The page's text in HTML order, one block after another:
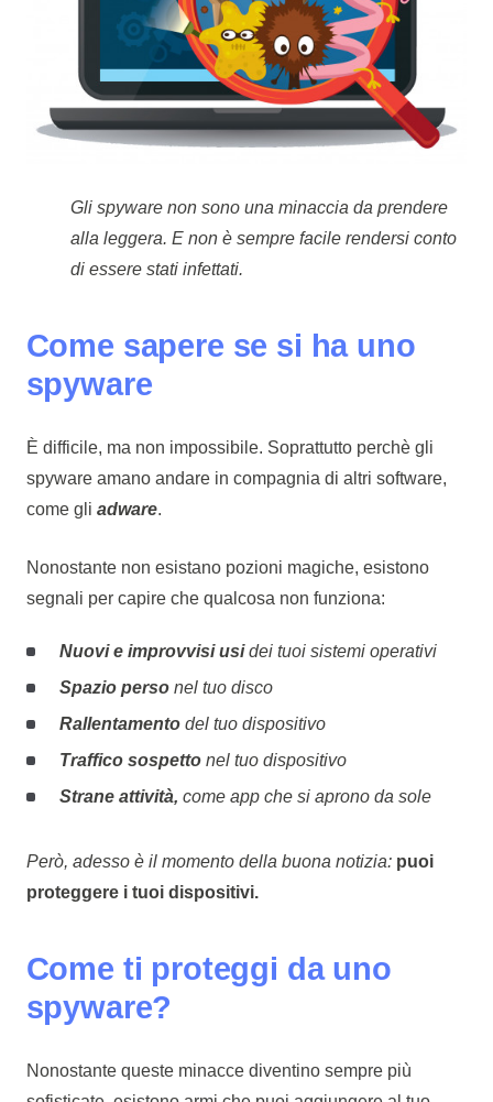
Gli spyware non sono una minaccia da prendere
alla leggera. E non è sempre facile rendersi conto
di essere stati infettati.
Come sapere se si ha uno
spyware
È difficile, ma non impossibile. Soprattutto perchè gli
spyware amano andare in compagnia di altri software,
come gli adware.
Nonostante non esistano pozioni magiche, esistono
segnali per capire che qualcosa non funziona:
Nuovi e improvvisi usidei tuoi sistemi operativi
Spazio personel tuo disco
Rallentamentodel tuo dispositivo
Traffico sospettonel tuo dispositivo
Strane attività, come app che si aprono da sole
Però, adesso è il momento della buona notizia: puoi
proteggere i tuoi dispositivi.
Come ti proteggi da uno
spyware?
Nonostante queste minacce diventino sempre più